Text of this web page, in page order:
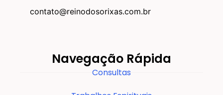
contato@reinodosorixas.com.br
Navegação Rápida
Consultas